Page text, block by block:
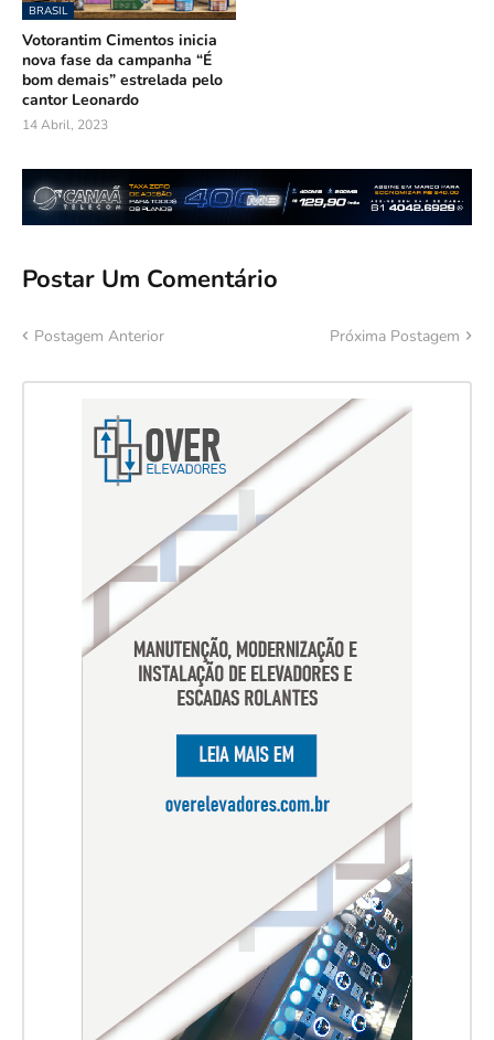
BRASIL
Votorantim Cimentos inicia
nova fase da campanha “É
bom demais” estrelada pelo
cantor Leonardo
14 Abril, 2023
Postar Um Comentário
Postagem Anterior Próxima Postagem